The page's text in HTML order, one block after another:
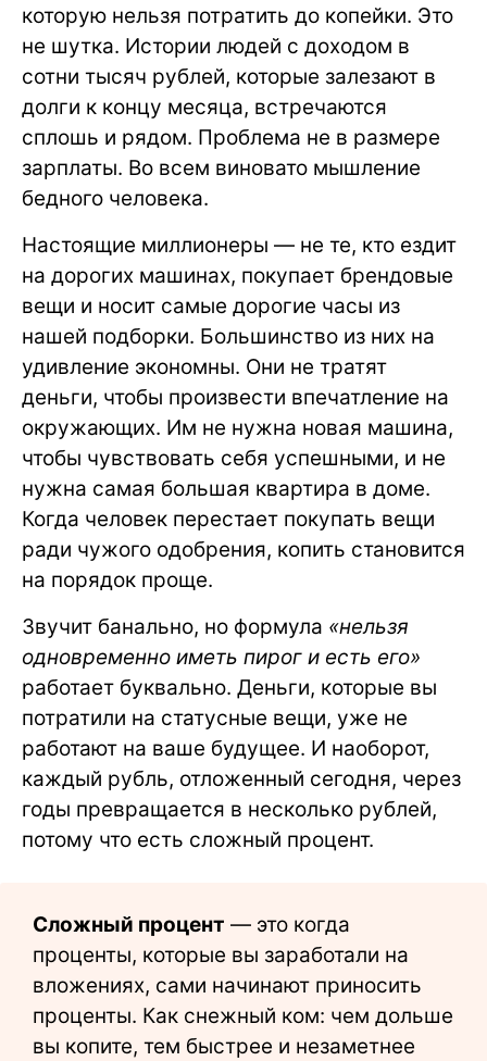
которую нельзя потратить до копейки. Это
не шутка. Истории людей с доходом в
сотни тысяч рублей, которые залезают в
долги к концу месяца, встречаются
сплошь и рядом. Проблема не в размере
зарплаты. Во всем виновато мышление
бедного человека.
Настоящие миллионеры — не те, кто ездит
на дорогих машинах, покупает брендовые
вещи и носит самые дорогие часы из
нашей подборки. Большинство из них на
удивление экономны. Они не тратят
деньги, чтобы произвести впечатление на
окружающих. Им не нужна новая машина,
чтобы чувствовать себя успешными, и не
нужна самая большая квартира в доме.
Когда человек перестает покупать вещи
ради чужого одобрения, копить становится
на порядок проще.
Звучит банально, но формула «нельзя
одновременно иметь пирог и есть его»
работает буквально. Деньги, которые вы
потратили на статусные вещи, уже не
работают на ваше будущее. И наоборот,
каждый рубль, отложенный сегодня, через
годы превращается в несколько рублей,
потому что есть сложный процент.
Сложный процент — это когда
проценты, которые вы заработали на
вложениях, сами начинают приносить
проценты. Как снежный ком: чем дольше
вы копите, тем быстрее и незаметнее